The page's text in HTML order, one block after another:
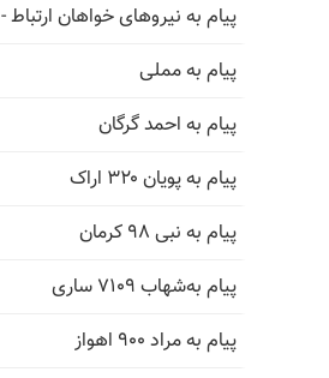
پیام به نیروهای خواهان ارتباط - ۱۶مرداد ۱۴۰۵
پیام به مملی
پیام به احمد گرگان
پیام به پویان ۳۲۰ اراک
پیام به نبی ۹۸ کرمان
پیام به‌شهاب ۷۱۰۹ ساری
پیام به مراد ۹۰۰ اهواز